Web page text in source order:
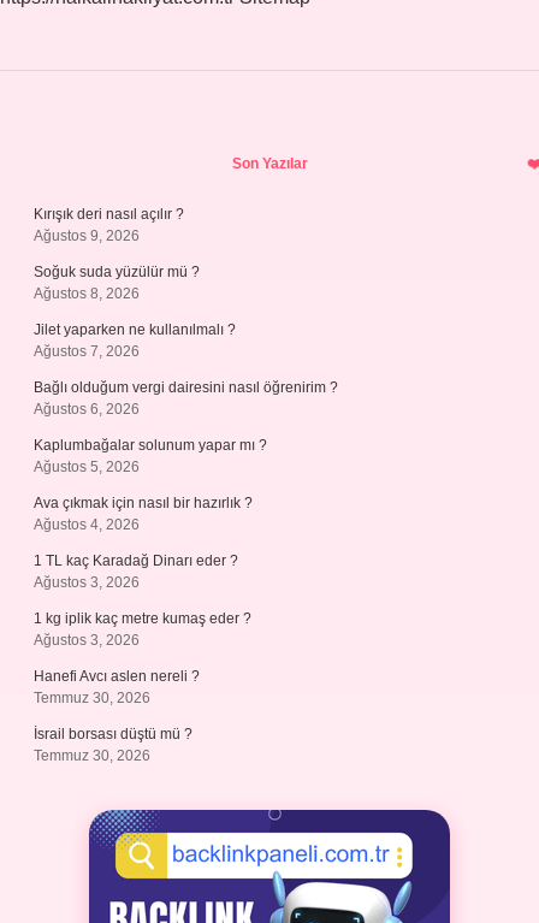
Son Yazılar
Kırışık deri nasıl açılır ?
Ağustos 9, 2026
Soğuk suda yüzülür mü ?
Ağustos 8, 2026
Jilet yaparken ne kullanılmalı ?
Ağustos 7, 2026
Bağlı olduğum vergi dairesini nasıl öğrenirim ?
Ağustos 6, 2026
Kaplumbağalar solunum yapar mı ?
Ağustos 5, 2026
Ava çıkmak için nasıl bir hazırlık ?
Ağustos 4, 2026
1 TL kaç Karadağ Dinarı eder ?
Ağustos 3, 2026
1 kg iplik kaç metre kumaş eder ?
Ağustos 3, 2026
Hanefi Avcı aslen nereli ?
Temmuz 30, 2026
İsrail borsası düştü mü ?
Temmuz 30, 2026